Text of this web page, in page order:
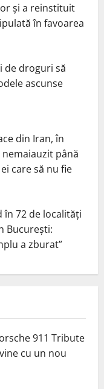
și a reinstituit
în favoarea
de droguri să
ascunse
din Iran, în
până
care să nu fie
în 72 de localități
București:
a zburat”
911 Tribute
cu un nou